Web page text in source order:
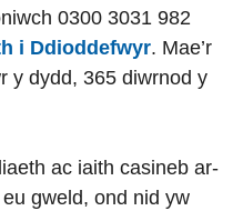
0300 3031 982
i Ddioddefwyr. Mae’r
y dydd, 365 diwrnod y
ac iaith casineb ar-
eu gweld, ond nid yw